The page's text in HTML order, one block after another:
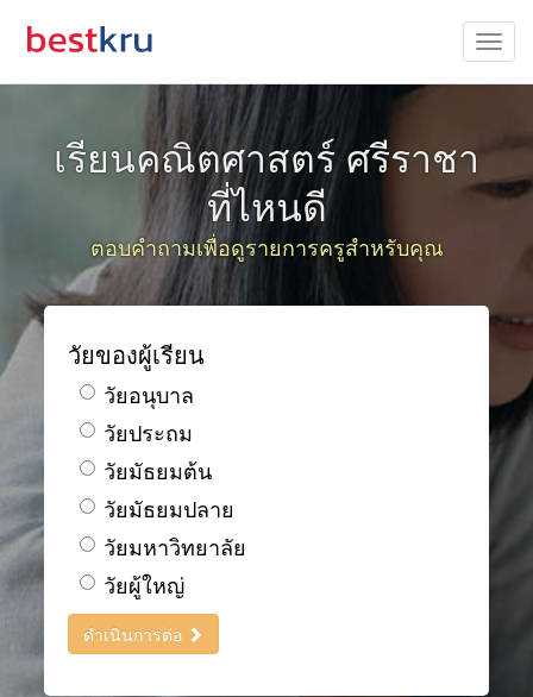
เรียนคณิตศาสตร์ ศรีราชา
ที่ไหนดี
ตอบคำถามเพื่อดูรายการครูสำหรับคุณ
วัยของผู้เรียน
วัยอนุบาล
วัยประถม
วัยมัธยมต้น
วัยมัธยมปลาย
วัยมหาวิทยาลัย
วัยผู้ใหญ่
ดำเนินการต่อ